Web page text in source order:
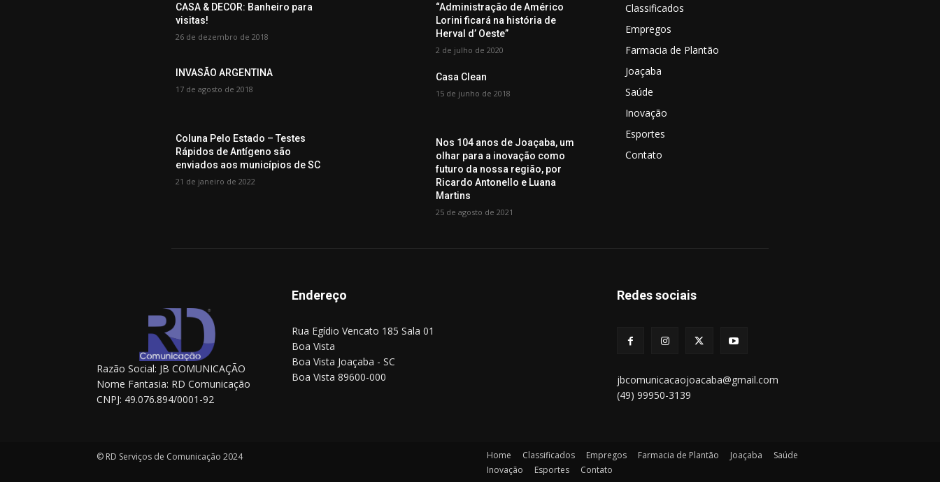
CASA & DECOR: Banheiro para
visitas!
26 de dezembro de 2018
INVASÃO ARGENTINA
17 de agosto de 2018
Coluna Pelo Estado – Testes
Rápidos de Antígeno são
enviados aos municípios de SC
21 de janeiro de 2022
“Administração de Américo
Lorini ficará na história de
Herval d’ Oeste”
2 de julho de 2020
Casa Clean
15 de junho de 2018
Nos 104 anos de Joaçaba, um
olhar para a inovação como
futuro da nossa região, por
Ricardo Antonello e Luana
Martins
25 de agosto de 2021
Classificados
Empregos
Farmacia de Plantão
Joaçaba
Saúde
Inovação
Esportes
Contato
Razão Social: JB COMUNICAÇÃO
Nome Fantasia: RD Comunicação
CNPJ: 49.076.894/0001-92
Endereço
Rua Egídio Vencato 185 Sala 01
Boa Vista
Boa Vista Joaçaba - SC
Boa Vista 89600-000
Redes sociais
jbcomunicacaojoacaba@gmail.com
(49) 99950-3139
© RD Serviços de Comunicação 2024 Home Classificados Empregos Farmacia de Plantão Joaçaba
Saúde
Inovação
Esportes Contato